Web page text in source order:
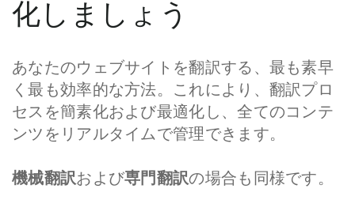
化しましょう
あなたのウェブサイトを翻訳する、最も素早
く最も効率的な方法。これにより、翻訳プロ
セスを簡素化および最適化し、全てのコンテ
ンツをリアルタイムで管理できます。
機械翻訳および専門翻訳の場合も同様です。